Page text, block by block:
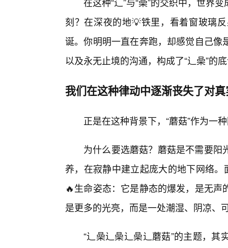
刻？在深夜的地💡铁里，看着窗玻璃
诞。你明明一直在奔跑，却感觉自己
以及永无止境的沟通，构成了“辶喿”的
我们在这种律动中逐渐丧失了对
正是在这种背景下，“蘑菇”作为一
为什么要选蘑菇？蘑菇是不需要
养，在寂静中建立起庞大的地下网络
🔥生命姿态：它是静态的爆发，是无
是更多的光亮，而是一处潮湿、阴凉、
“辶喿辶喿辶喿辶蘑菇”的主题，